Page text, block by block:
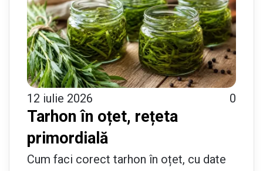
12 iulie 2026 0
Tarhon în oțet, rețeta
primordială
Cum faci corect tarhon în oțet, cu date